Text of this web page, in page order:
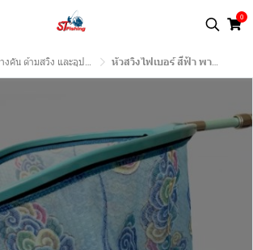
0
งคัน ด้ามสวิง และอุปกรณ์ หัวสวิงไฟเบอร์ สีฟ้า พาสเทล